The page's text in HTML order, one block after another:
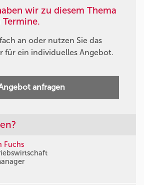
wir zu diesem Thema
an oder nutzen Sie das
für ein individuelles Angebot.
anfragen
Fuchs